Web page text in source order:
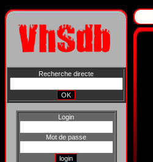
Recherche directe
Login
Mot de passe